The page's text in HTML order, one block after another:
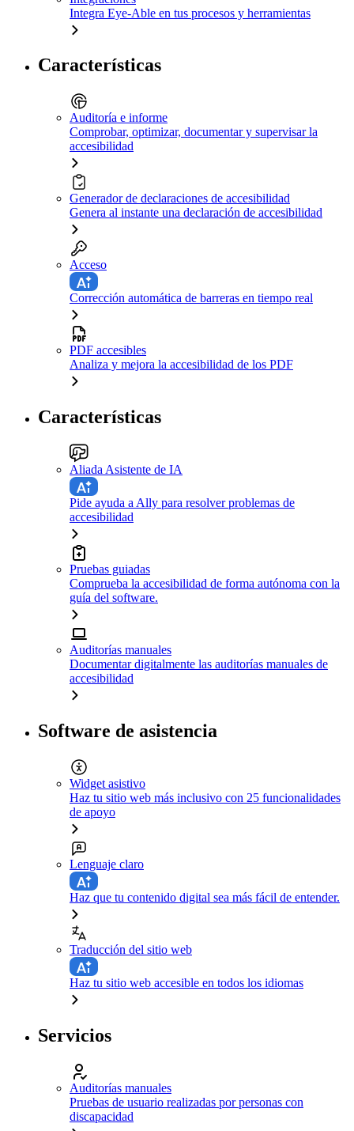
Integra Eye-Able en tus procesos y herramientas
Características
Auditoría e informe
Comprobar, optimizar, documentar y supervisar la
accesibilidad
Generador de declaraciones de accesibilidad
Genera al instante una declaración de accesibilidad
Acceso
Corrección automática de barreras en tiempo real
PDF accesibles
Analiza y mejora la accesibilidad de los PDF
Características
Aliada Asistente de IA
Pide ayuda a Ally para resolver problemas de
accesibilidad
Pruebas guiadas
Comprueba la accesibilidad de forma autónoma con la
guía del software.
Auditorías manuales
Documentar digitalmente las auditorías manuales de
accesibilidad
Software de asistencia
Widget asistivo
Haz tu sitio web más inclusivo con 25 funcionalidades
de apoyo
Lenguaje claro
Haz que tu contenido digital sea más fácil de entender.
Traducción del sitio web
Haz tu sitio web accesible en todos los idiomas
Servicios
Auditorías manuales
Pruebas de usuario realizadas por personas con
discapacidad